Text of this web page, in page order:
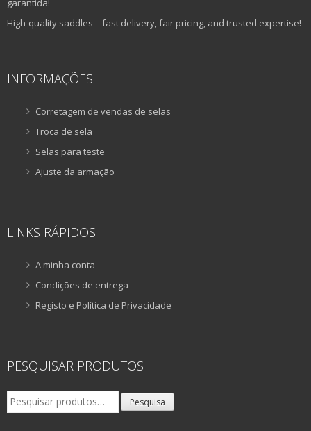
garantida!
High-quality saddles – fast delivery, fair pricing, and trusted expertise!
INFORMAÇÕES
Corretagem de vendas de selas
Troca de sela
Selas para teste
Ajuste da armação
LINKS RÁPIDOS
A minha conta
Condições de entrega
Registo e Política de Privacidade
PESQUISAR PRODUTOS
Pesquisar
por:
Pesquisa